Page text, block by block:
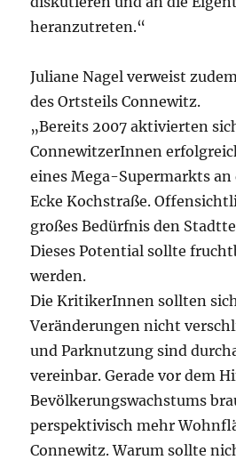
heranzutreten.“
Juliane Nagel verweist
des Ortsteils Connewitz.
„Bereits 2007 aktivierten
ConnewitzerInnen
eines Mega-Supermarkts an
Ecke Kochstraße.
großes Bedürfnis den
Dieses Potential sollte
werden.
Die KritikerInnen sollten
Veränderungen nicht
und Parknutzung sind
vereinbar. Gerade vor dem
Bevölkerungswachstums
perspektivisch mehr
Connewitz. Warum sollte